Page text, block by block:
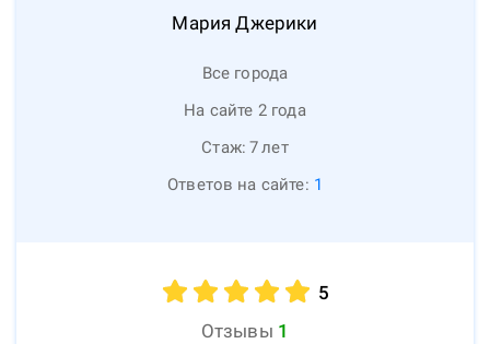
Мария Джерики
Все города
На сайте 2 года
Стаж: 7лет
Ответов на сайте: 1
5
Отзывы 1